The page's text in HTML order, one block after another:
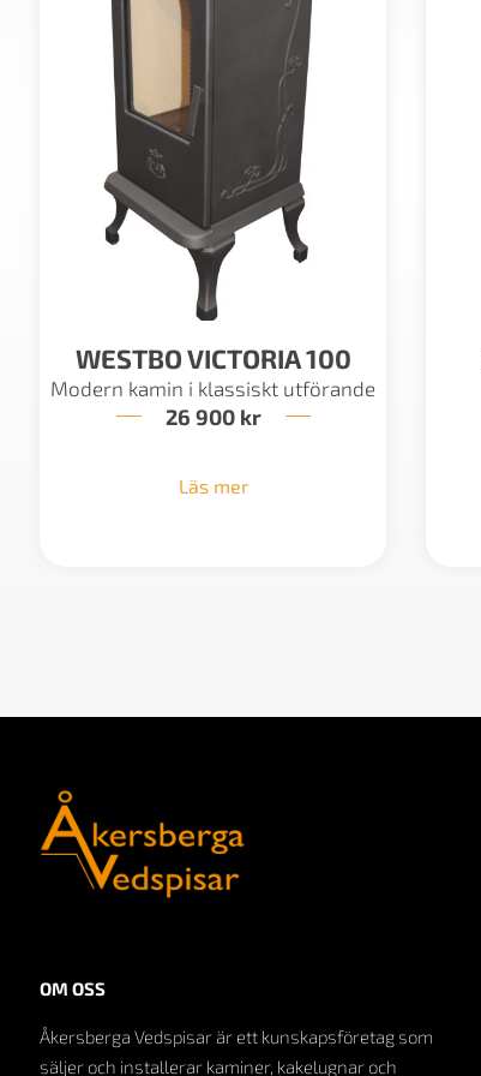
WESTBO VICTORIA 100
Modern kamin i klassiskt utförande
26 900 kr
Läs mer
OM OSS
Åkersberga Vedspisar är ett kunskapsföretag som
säljer och installerar kaminer, kakelugnar och